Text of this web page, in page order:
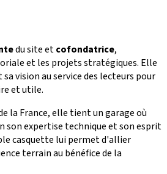
du site etcofondatrice,
et les projets stratégiques. Elle
vision au service des lecteurs pour
et utile.
la France, elle tient un garage où
son expertise technique et son esprit
casquette lui permet d'allier
terrain au bénéfice de la